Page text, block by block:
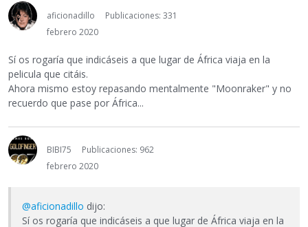
aficionadillo
Publicaciones: 331
febrero 2020
Sí os rogaría que indicáseis a que lugar de África viaja en la
pelicula que citáis.
Ahora mismo estoy repasando mentalmente "Moonraker" y no
recuerdo que pase por África...
BIBI75
Publicaciones: 962
febrero 2020
@aficionadillo dijo:
Sí os rogaría que indicáseis a que lugar de África viaja en la